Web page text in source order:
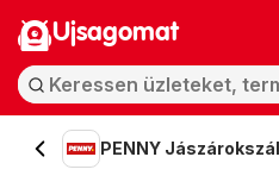
Ujsagomat
PENNY